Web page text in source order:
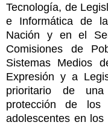
Tecnología, de
e Informática de
Nación y en el
Comisiones de
Sistemas Medios
Expresión y a
prioritario de
protección de
adolescentes en